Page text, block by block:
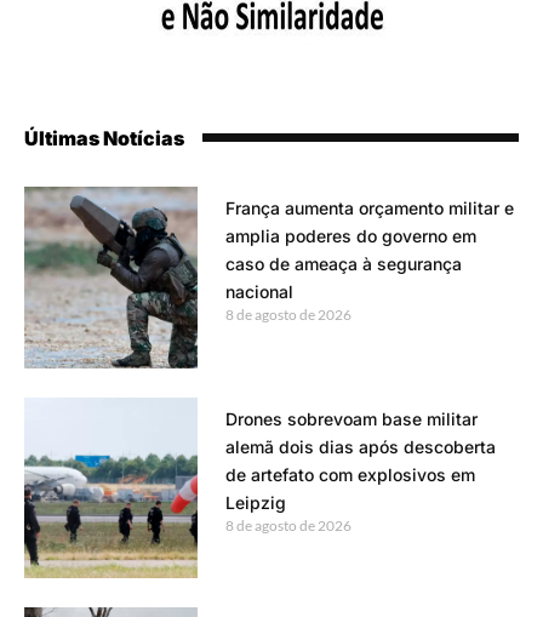
Últimas Notícias
França aumenta orçamento militar e
amplia poderes do governo em
caso de ameaça à segurança
nacional
8 de agosto de 2026
Drones sobrevoam base militar
alemã dois dias após descoberta
de artefato com explosivos em
Leipzig
8 de agosto de 2026